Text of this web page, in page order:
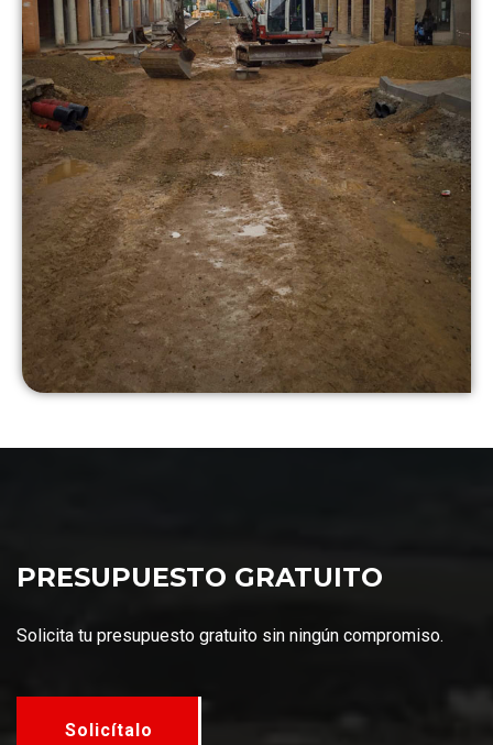
PRESUPUESTO GRATUITO
Solicita tu presupuesto gratuito sin ningún compromiso.
Solicítalo